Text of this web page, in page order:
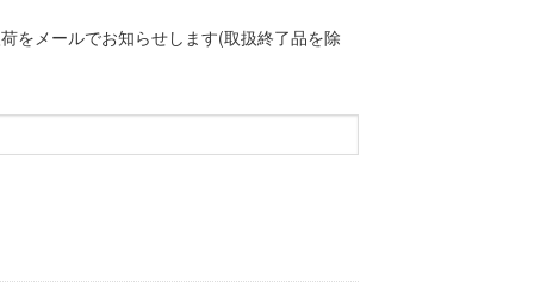
をメールでお知らせします(取扱終了品を除